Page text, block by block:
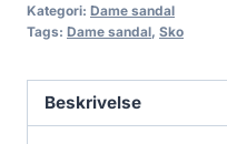
Kategori: Dame sandal
Tags: Dame sandal, Sko
Beskrivelse